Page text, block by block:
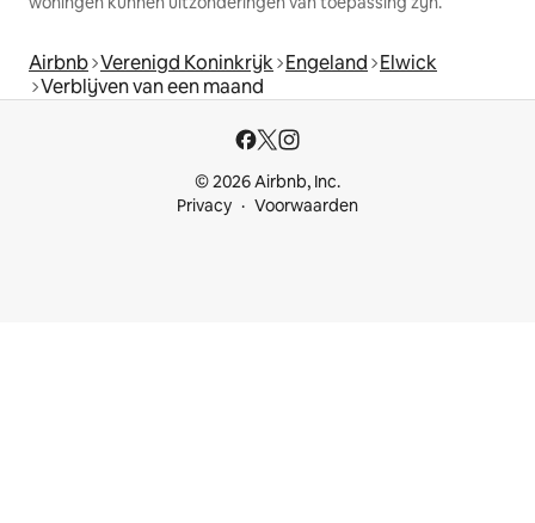
Airbnb Verenigd Koninkrijk Engeland Elwick
Verblijven van een maand
© 2026 Airbnb, Inc.
Privacy
Voorwaarden